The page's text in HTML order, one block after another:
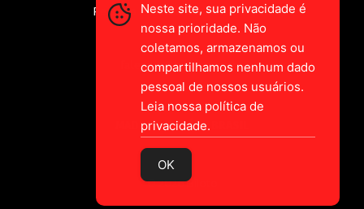
Registro Profissional MTE 2589/CE
falecom@biloto.com.br
MADE IN CEARÁ BRASIL
© 2026 Biloto
Neste site, sua privacidade é
nossa prioridade. Não
coletamos, armazenamos ou
compartilhamos nenhum dado
pessoal de nossos usuários.
Leia nossa política de
privacidade.
OK